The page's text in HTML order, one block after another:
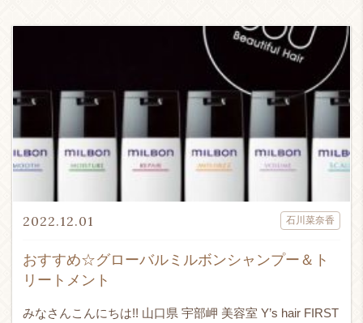
おすすめ☆グローバルミルボンシャンプー＆ト
リートメント
2022.12.01 石川菜奈香
みなさんこんにちは!! 山口県 宇部岬 美容室 Y’s hair FIRST